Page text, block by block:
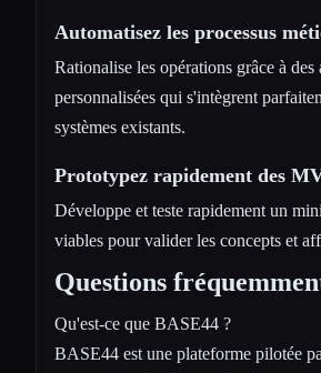
Automatisez les processus
Rationalise les opérations grâce à
personnalisées qui s'intègrent
systèmes existants.
Prototypez rapidement des
Développe et teste rapidement un
viables pour valider les concepts et
Questions
Qu'est-ce que BASE44 ?
BASE44 est une plateforme pilotée